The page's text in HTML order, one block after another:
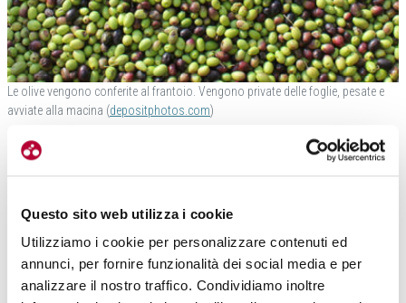
Questo sito web utilizza i cookie
Utilizziamo i cookie per personalizzare contenuti ed
annunci, per fornire funzionalità dei social media e per
analizzare il nostro traffico. Condividiamo inoltre
Le olive vengono conferite al frantoio. Vengono private delle foglie, pesate e
avviate alla macina (depositphotos.com)
LA STAGIONE 2025: UN’ITALIA A MACCHIA DI LEOPARDO
Il Nord Italia ha affrontato forse le difficoltà maggiori. Gli uliveti
una fioritura irregolare. Le piante storiche, però, hanno dato un
contributo fondamentale: meno olive, ma una qualità sorprendente,
fruttata e intensa.